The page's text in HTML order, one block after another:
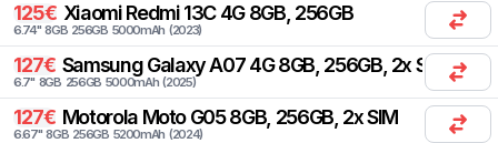
125€ Xiaomi Redmi 13C 4G 8GB, 256GB
6.74" 8GB 256GB 5000mAh (2023)
127€ Samsung Galaxy A07 4G 8GB, 256GB, 2x SIM
6.7" 8GB 256GB 5000mAh (2025)
127€ Motorola Moto G05 8GB, 256GB, 2x SIM
6.67" 8GB 256GB 5200mAh (2024)